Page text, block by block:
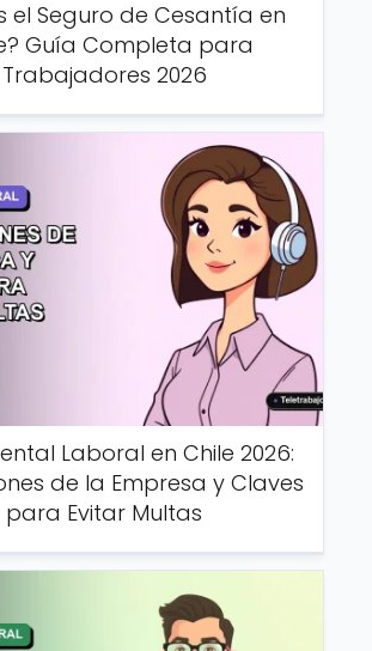
el Seguro de Cesantía en
Guía Completa para
Trabajadores 2026
Laboral en Chile 2026:
de la Empresa y Claves
para Evitar Multas